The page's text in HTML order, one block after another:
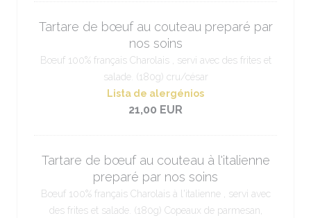
Tartare de bœuf au couteau preparé par
nos soins
Bœuf 100% français Charolais , servi avec des frites et
salade. (180g) cru/césar
Lista de alergénios
21,00 EUR
Tartare de bœuf au couteau à l'italienne
preparé par nos soins
Bœuf 100% français Charolais à l'italienne , servi avec
des frites et salade. (180g) Copeaux de parmesan,